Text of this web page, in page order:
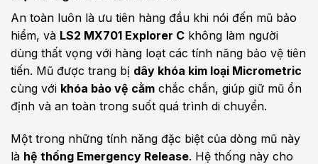
An toàn luôn là ưu tiên hàng đầu khi nói đến mũ bảo
hiểm, và LS2 MX701 Explorer C không làm người
dùng thất vọng với hàng loạt các tính năng bảo vệ tiên
tiến. Mũ được trang bị dây khóa kim loại Micrometric
cùng với khóa bảo vệ cằm chắc chắn, giúp giữ mũ ổn
định và an toàn trong suốt quá trình di chuyển.
Một trong những tính năng đặc biệt của dòng mũ này
là hệ thống Emergency Release. Hệ thống này cho